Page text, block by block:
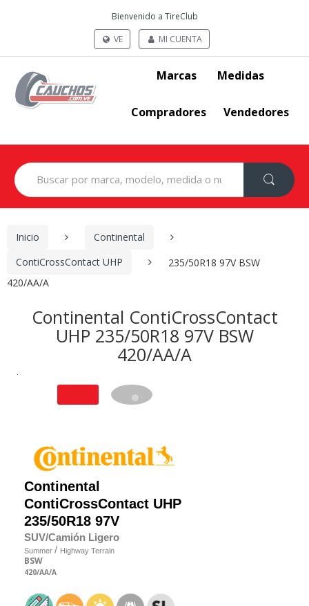
Bienvenido a TireClub
VE
MI CUENTA
Marcas Medidas
Compradores Vendedores
Search
for:
Inicio
Continental
ContiCrossContact UHP
235/50R18 97V BSW
420/AA/A
Continental ContiCrossContact
UHP 235/50R18 97V BSW
420/AA/A
Continental
ContiCrossContact UHP
235/50R18 97V
SUV/Camión Ligero
Summer / Highway Terrain
BSW
420/AA/A